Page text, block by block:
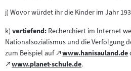
j) Wovor würdet ihr die Kinder im Jahr
k) vertiefend: Recherchiert im Internet
Nationalsozialismus und die Verfolgung
zum Beispiel auf
Zum
externen
www.hanisauland.de
(öffnet
Zum
www.planet-schule.de.